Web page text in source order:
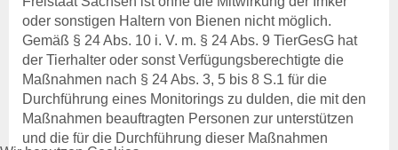
oder sonstigen Haltern von Bienen nicht möglich.
Gemäß § 24 Abs. 10 i. V. m. § 24 Abs. 9 TierGesG hat
der Tierhalter oder sonst Verfügungsberechtigte die
Maßnahmen nach § 24 Abs. 3, 5 bis 8 S.1 für die
Durchführung eines Monitorings zu dulden, die mit den
Maßnahmen beauftragten Personen zur unterstützen
und die für die Durchführung dieser Maßnahmen